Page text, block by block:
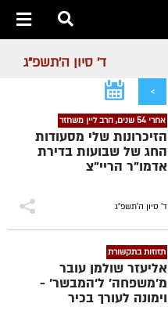
ד' סיון ה׳תשפ״ג
>
אחרי 54 שנים, הרב ליין משחזר
הזיכרונות שלי מסעודות
החג של שבועות בדירת
אדמו"ר הריי"צ
ד' סיון ה׳תשפ״ג
תזוזות בתקשורת
אליעזר שולמן עובר
מ’משפחה’ ל‘המבשר’ -
וימונה לעורך בכיר